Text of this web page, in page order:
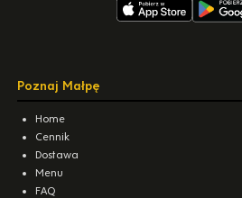
Poznaj Małpę
Home
Cennik
Dostawa
Menu
FAQ